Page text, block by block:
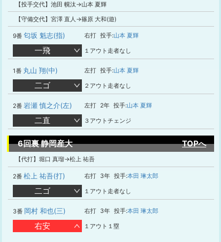
【投手交代】池田 幌汰→山本 夏輝
【守備交代】宮澤 直人→篠原 大和(遊)
9番 匂坂 魁志(指) 右打 投手:山本 夏輝
一飛 １アウト走者なし
1番 丸山 翔(中) 左打 投手:山本 夏輝
二ゴ ２アウト走者なし
2番 岩瀬 慎之介(左) 左打 2年 投手:山本 夏輝
二直 ３アウトチェンジ
6回裏 静岡産大 TOPへ
【代打】堀口 真瑠→松上 祐吾
2番 松上 祐吾(打) 右打 3年 投手:本田 琳太郎
二ゴ １アウト走者なし
3番 岡村 和也(三) 右打 3年 投手:本田 琳太郎
右安 １アウト１塁